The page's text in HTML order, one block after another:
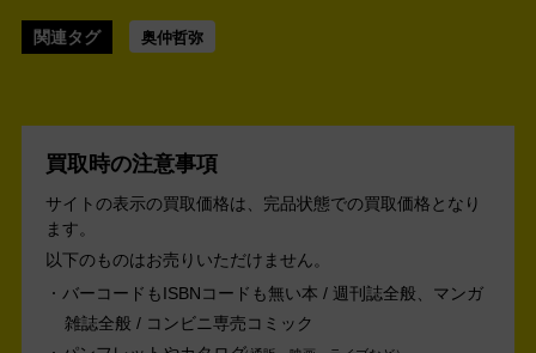
関連タグ 奥仲哲弥
買取時の注意事項
サイトの表示の買取価格は、完品状態での買取価格となり
ます。
以下のものはお売りいただけません。
バーコードもISBNコードも無い本 / 週刊誌全般、マンガ
雑誌全般 / コンビニ専売コミック